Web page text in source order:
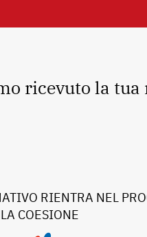
ricevuto la
RIENTRA NEL
COESIONE